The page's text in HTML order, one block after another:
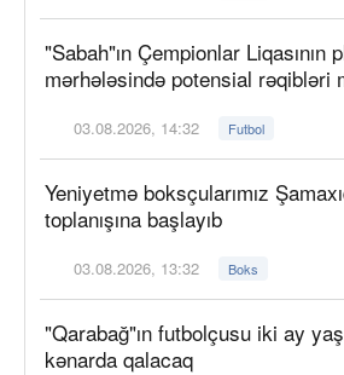
"Sabah"ın Çempionlar Liqasının
mərhələsində potensial rəqibləri
03.08.2026, 14:32 Futbol
Yeniyetmə boksçularımız
toplanışına başlayıb
03.08.2026, 13:32 Boks
"Qarabağ"ın futbolçusu iki ay
kənarda qalacaq